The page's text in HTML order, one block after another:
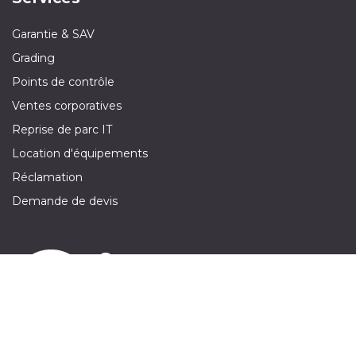
Garantie & SAV
Grading
Points de contrôle
Ventes corporatives
Reprise de parc IT
Location d'équipements
Réclamation
Demande de devis